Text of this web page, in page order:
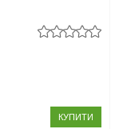
КУПИТИ